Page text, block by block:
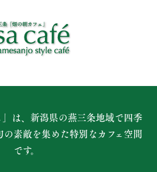
は、新潟県の燕三条地域で四季
の素敵を集めた特別なカフェ空間
です。